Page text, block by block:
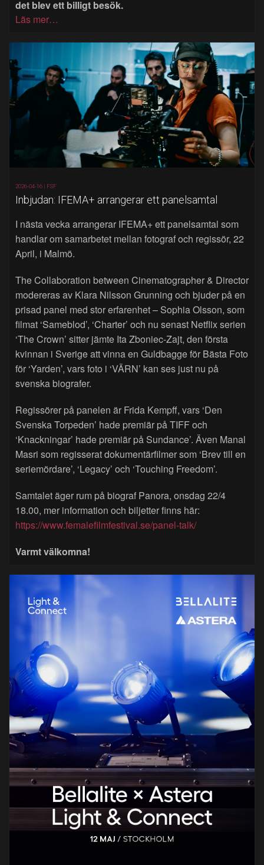
det blev ett billigt besök.
Läs mer…
2026-04-16 | FSF
Inbjudan: IFEMA+ arrangerar ett panelsamtal
I nästa vecka arrangerar IFEMA+ ett panelsamtal som
handlar om samarbetet mellan fotograf och regissör, 22
April, i Malmö.
The Collaboration between Cinematographer & Director
modereras av Klara Nilsson Grunning och bjuder på en
prisad panel med stor erfarenhet – Sophia Olsson, som
filmat ‘Sameblod’, ‘Charter’ och nu senast Netflix serien
‘The Crown’ sitter jämte Ita Zboniec-Zajt, den första
kvinnan i Sverige att vinna en Guldbagge för Bästa Foto
för ‘Yarden’, vars foto i ‘VÄRN’ kan ses just nu på
svenska biografer.
Regissörer på panelen är Frida Kempff, vars ‘Den
Svenska Torpeden’ hade premiär på TIFF och
‘Knackningar’ hade premiär på Sundance’. Även Manal
Masri som regisserat dokumentärfilmer som ‘Brev till en
seriemördare’, ‘Legacy’ och ‘Touching Freedom’.
Samtalet äger rum på biograf Panora, onsdag 22/4
18.00, mer information och biljetter finns här:
https://www.femalefilmfestival.se/panel-talk/
Varmt välkomna!